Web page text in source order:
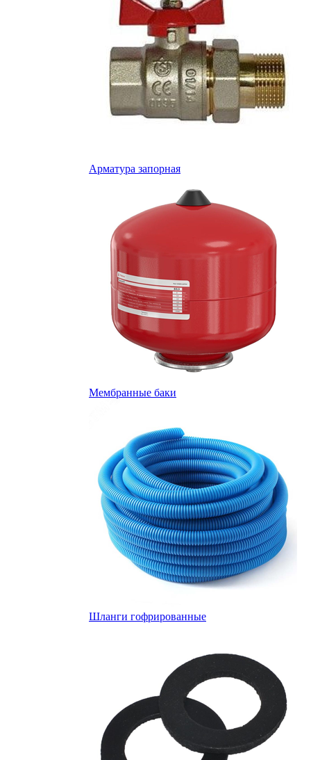
Арматура запорная
Мембранные баки
Шланги гофрированные